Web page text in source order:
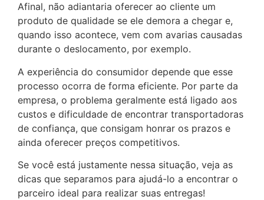
Afinal, não adiantaria oferecer ao cliente um
produto de qualidade se ele demora a chegar e,
quando isso acontece, vem com avarias causadas
durante o deslocamento, por exemplo.
A experiência do consumidor depende que esse
processo ocorra de forma eficiente. Por parte da
empresa, o problema geralmente está ligado aos
custos e dificuldade de encontrar transportadoras
de confiança, que consigam honrar os prazos e
ainda oferecer preços competitivos.
Se você está justamente nessa situação, veja as
dicas que separamos para ajudá-lo a encontrar o
parceiro ideal para realizar suas entregas!